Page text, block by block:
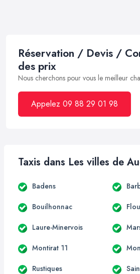
Réservation / Devis /
des prix
Nous cherchons pour vous le meilleur
Appelez 09 88 29 01 98
Taxis dans Les villes de
Badens
Bouilhonnac
Laure-Minervois
Montirat 11
Rustiques